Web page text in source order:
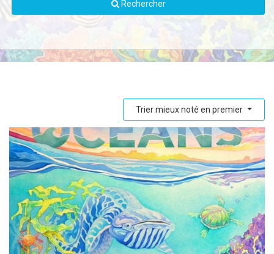
Rechercher
Trier mieux noté en premier